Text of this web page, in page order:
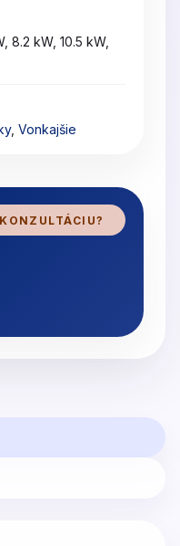
8.2 kW, 10.5 kW,
, Vonkajšie